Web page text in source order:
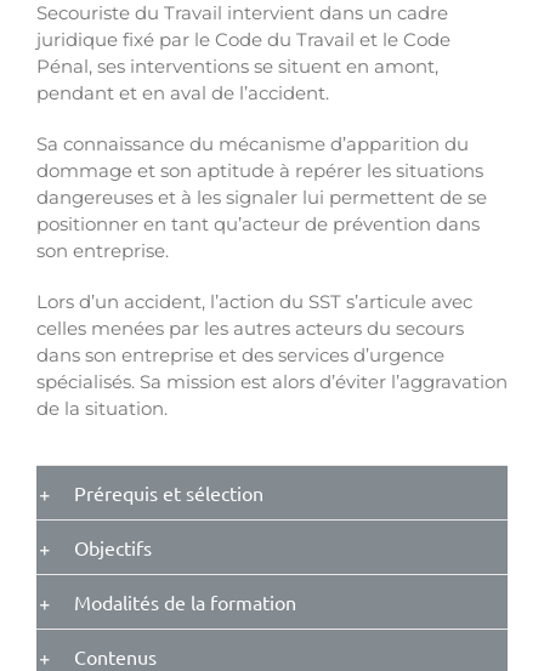
Secouriste du Travail intervient dans un cadre
juridique fixé par le Code du Travail et le Code
Pénal, ses interventions se situent en amont,
pendant et en aval de l’accident.
Sa connaissance du mécanisme d’apparition du
dommage et son aptitude à repérer les situations
dangereuses et à les signaler lui permettent de se
positionner en tant qu’acteur de prévention dans
son entreprise.
Lors d’un accident, l’action du SST s’articule avec
celles menées par les autres acteurs du secours
dans son entreprise et des services d’urgence
spécialisés. Sa mission est alors d’éviter l’aggravation
de la situation.
Prérequis et sélection
Objectifs
Modalités de la formation
Contenus